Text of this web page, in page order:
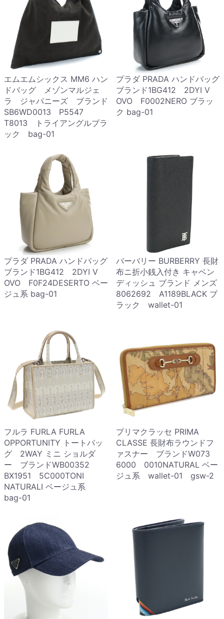
エムエムシックス MM6 ハン
ドバッグ メゾンマルジェ
ラ ジャパニーズ ブランド
SB6WD0013 P5547
T8013 トライアングルブラ
ック bag-01
プラダ PRADA ハンドバッグ
ブランド1BG412 2DYI V
OVO F0002NERO ブラッ
ク bag-01
プラダ PRADA ハンドバッグ
ブランド1BG412 2DYI V
OVO F0F24DESERTO ベー
ジュ系 bag-01
バーバリー BURBERRY 長財
布ニ折小銭入付き キャベン
ディッシュ ブランド メンズ
8062692 A1189BLACK ブ
ラック wallet-01
フルラ FURLA FURLA
OPPORTUNITY トートバッ
グ 2WAY ミニ ショルダ
ー ブランドWB00352
BX1951 5C000TONI
NATURALI ベージュ系
bag-01
プリマクラッセ PRIMA
CLASSE 長財布ラウンドフ
ァスナー ブランドW073
6000 0010NATURAL ベー
ジュ系 wallet-01 gsw-2